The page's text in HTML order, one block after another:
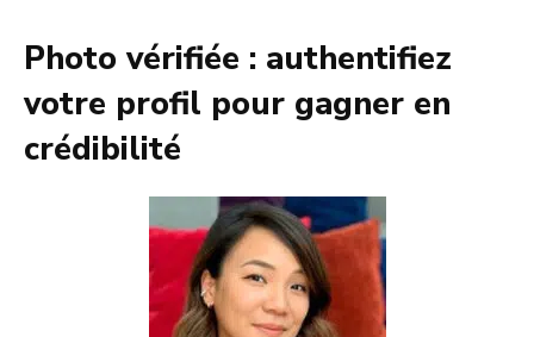
Photo vérifiée : authentifiez
votre profil pour gagner en
crédibilité